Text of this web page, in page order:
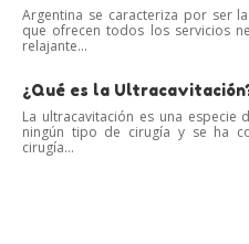
Argentina se caracteriza por ser
que ofrecen todos los servicios
relajante...
¿Qué es la
La ultracavitación es una
ningún tipo de cirugía y se ha
cirugía...